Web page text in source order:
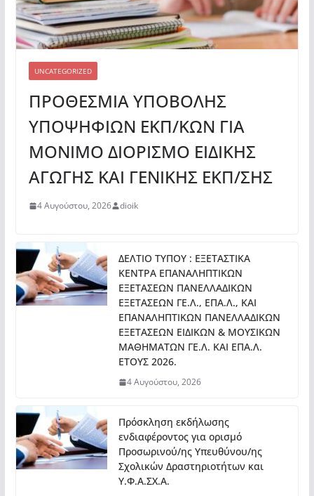
UNCATEGORIZED
ΠΡΟΘΕΣΜΙΑ ΥΠΟΒΟΛΗΣ
ΥΠΟΨΗΦΙΩΝ ΕΚΠ/ΚΩΝ ΓΙΑ
ΜΟΝΙΜΟ ΔΙΟΡΙΣΜΟ ΕΙΔΙΚΗΣ
ΑΓΩΓΗΣ ΚΑΙ ΓΕΝΙΚΗΣ ΕΚΠ/ΣΗΣ
4 Αυγούστου, 2026 dioik
ΔΕΛΤΙΟ ΤΥΠΟΥ : ΕΞΕΤΑΣΤΙΚΑ
ΚΕΝΤΡΑ ΕΠΑΝΑΛΗΠΤΙΚΩΝ
ΕΞΕΤΑΣΕΩΝ ΠΑΝΕΛΛΑΔΙΚΩΝ
ΕΞΕΤΑΣΕΩΝ ΓΕ.Λ., ΕΠΑ.Λ., ΚΑΙ
ΕΠΑΝΑΛΗΠΤΙΚΩΝ ΠΑΝΕΛΛΑΔΙΚΩΝ
ΕΞΕΤΑΣΕΩΝ ΕΙΔΙΚΩΝ & ΜΟΥΣΙΚΩΝ
ΜΑΘΗΜΑΤΩΝ ΓΕ.Λ. ΚΑΙ ΕΠΑ.Λ.
ΕΤΟΥΣ 2026.
4 Αυγούστου, 2026
Πρόσκληση εκδήλωσης
ενδιαφέροντος για ορισμό
Προσωρινού/ης Υπευθύνου/ης
Σχολικών Δραστηριοτήτων και
Υ.Φ.Α.ΣΧ.Α.